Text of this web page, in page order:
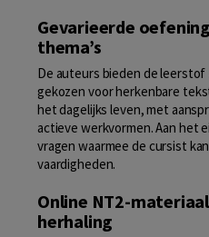
Gevarieerde
thema’s
De auteurs bieden de leerstof
gekozen voor herkenbare
het dagelijks leven, met
actieve werkvormen. Aan het
vragen waarmee de cursist
vaardigheden.
Online NT2-
herhaling